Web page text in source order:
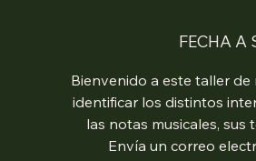
FECHA A
Bienvenido a este taller
identificar los distintos
las notas musicales,
Envía un correo